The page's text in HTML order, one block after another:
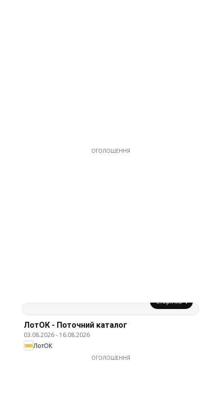
ОГОЛОШЕННЯ
Сторінка4
ЛотОК - Поточний каталог
03.08.2026- 16.08.2026
ЛотОК
ОГОЛОШЕННЯ